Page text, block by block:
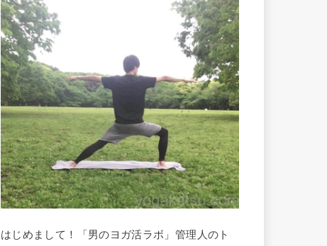
はじめまして！「男のヨガ活ラボ」管理人のト